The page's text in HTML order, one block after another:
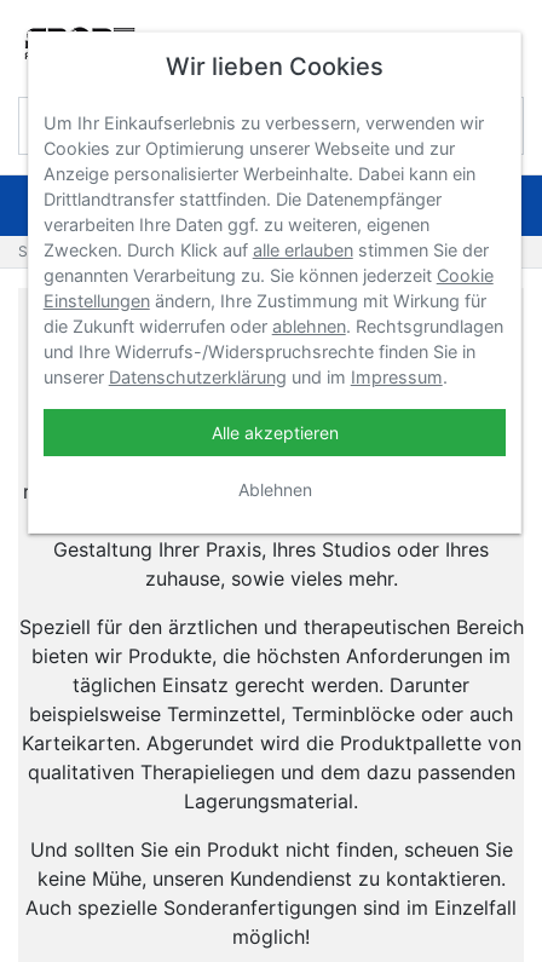
NAVIGATION
Startseite Produkte
Sport-Tec GmbH Physio &
Fitness
Sport-Tec GmbH zählt seit 1995 zu den führenden
Versandhändlern in den Bereichen Physiotherapie,
Rehabilitation, Fitness und Wellness. Das Sortiment
reicht von A wie Aerobic Stepp bis Z für Zeitlupenball.
Gestaltung Ihrer Praxis, Ihres Studios oder Ihres
zuhause, sowie vieles mehr.
Speziell für den ärztlichen und therapeutischen Bereich
bieten wir Produkte, die höchsten Anforderungen im
täglichen Einsatz gerecht werden. Darunter
beispielsweise Terminzettel, Terminblöcke oder auch
Karteikarten. Abgerundet wird die Produktpallette von
qualitativen Therapieliegen und dem dazu passenden
Lagerungsmaterial.
Und sollten Sie ein Produkt nicht finden, scheuen Sie
keine Mühe, unseren Kundendienst zu kontaktieren.
Auch spezielle Sonderanfertigungen sind im Einzelfall
möglich!
Wir lieben Cookies
Um Ihr Einkaufserlebnis zu verbessern, verwenden wir
Cookies zur Optimierung unserer Webseite und zur
Anzeige personalisierter Werbeinhalte. Dabei kann ein
Drittlandtransfer stattfinden. Die Datenempfänger
verarbeiten Ihre Daten ggf. zu weiteren, eigenen
Zwecken. Durch Klick auf alle erlaubenstimmen Sie der
genannten Verarbeitung zu. Sie können jederzeit Cookie
Einstellungenändern, Ihre Zustimmung mit Wirkung für
die Zukunft widerrufen oder ablehnen. Rechtsgrundlagen
und Ihre Widerrufs-/Widerspruchsrechte finden Sie in
unserer Datenschutzerklärung und im Impressum.
Alle akzeptieren
Ablehnen